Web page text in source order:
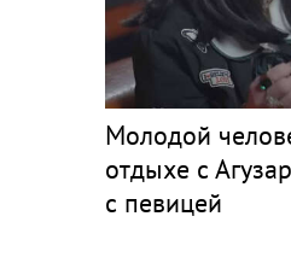
Молодой
отдыхе с
с певицей